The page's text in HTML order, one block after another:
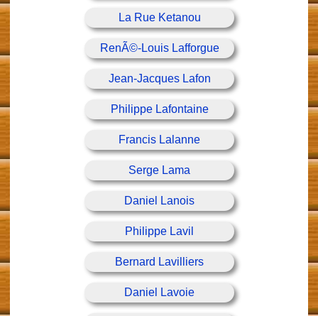
La Rue Ketanou
RenÃ©-Louis Lafforgue
Jean-Jacques Lafon
Philippe Lafontaine
Francis Lalanne
Serge Lama
Daniel Lanois
Philippe Lavil
Bernard Lavilliers
Daniel Lavoie